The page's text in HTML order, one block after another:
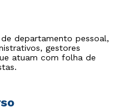
departamento pessoal,
gestores
atuam com folha de